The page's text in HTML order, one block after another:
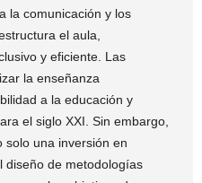
la comunicación y los
el aula,
y eficiente. Las
la enseñanza
a la educación y
el siglo XXI. Sin embargo,
solo una inversión en
diseño de metodologías